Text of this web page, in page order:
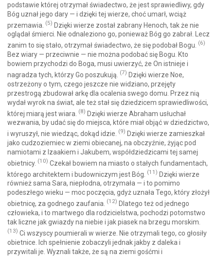
podstawie której otrzymał świadectwo, że jest sprawiedliwy, gdy
Bóg uznał jego dary — i dzięki tej wierze, choć umarł, wciąż
przemawia. (5) Dzięki wierze został zabrany Henoch, tak że nie
oglądał śmierci. Nie odnaleziono go, ponieważ Bóg go zabrał. Lecz
zanim to się stało, otrzymał świadectwo, że się podobał Bogu. (6)
Bez wiary — przeciwnie — nie można podobać się Bogu. Kto
bowiem przychodzi do Boga, musi uwierzyć, że On istnieje i
nagradza tych, którzy Go poszukują. (7) Dzięki wierze Noe,
ostrzeżony o tym, czego jeszcze nie widziano, przejęty
przestrogą zbudował arkę dla ocalenia swego domu. Przez nią
wydał wyrok na świat, ale też stał się dziedzicem sprawiedliwości,
której miarą jest wiara. (8) Dzięki wierze Abraham usłuchał
wezwania, by udać się do miejsca, które miał objąć w dziedzictwo,
i wyruszył, nie wiedząc, dokąd idzie. (9) Dzięki wierze zamieszkał
jako cudzoziemiec w ziemi obiecanej, na obczyźnie, żyjąc pod
namiotami z Izaakiem i Jakubem, współdziedzicami tej samej
obietnicy. (10) Czekał bowiem na miasto o stałych fundamentach,
którego architektem i budowniczym jest Bóg. (11) Dzięki wierze
również sama Sara, niepłodna, otrzymała — i to pomimo
podeszłego wieku — moc poczęcia, gdyż uznała Tego, który złożył
obietnicę, za godnego zaufania. (12) Dlatego też od jednego
człowieka, i to martwego dla rodzicielstwa, pochodzi potomstwo
tak liczne jak gwiazdy na niebie i jak piasek na brzegu morskim.
(13) Ci wszyscy poumierali w wierze. Nie otrzymali tego, co głosiły
obietnice. Ich spełnienie zobaczyli jednak jakby z daleka i
przywitali je. Wyznali także, że są na ziemi gośćmi i